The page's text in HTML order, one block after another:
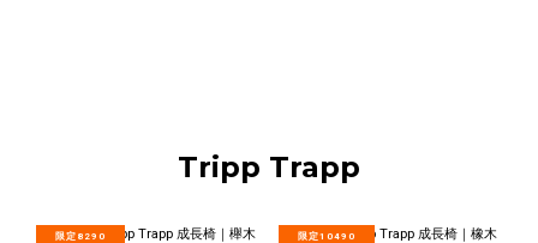
Tripp Trapp
限定8290 限定10490